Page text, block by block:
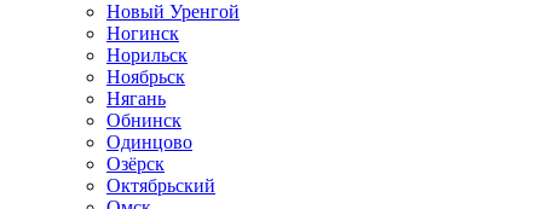
Новый Уренгой
Ногинск
Норильск
Ноябрьск
Нягань
Обнинск
Одинцово
Озёрск
Октябрьский